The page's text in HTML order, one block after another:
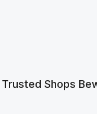
Trusted Shops